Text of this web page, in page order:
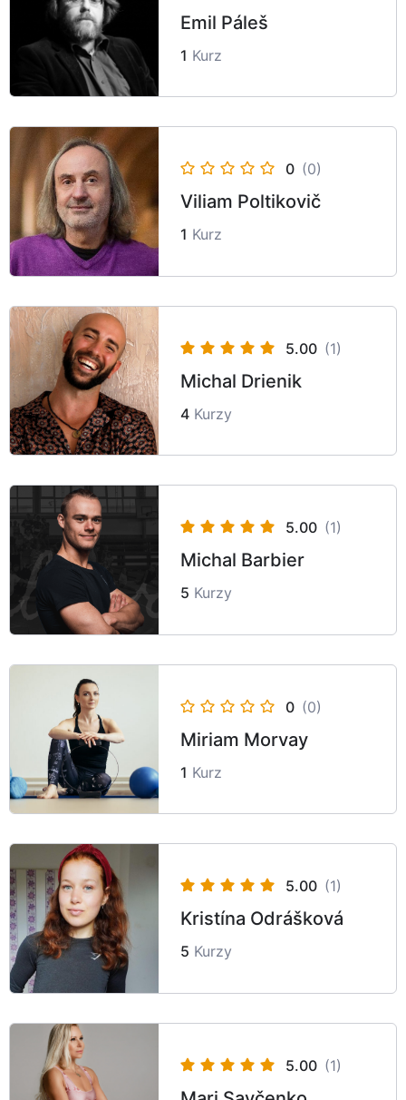
Emil Páleš
1 Kurz
0 (0)
Viliam Poltikovič
1 Kurz
5.00 (1)
Michal Drienik
4 Kurzy
5.00 (1)
Michal Barbier
5 Kurzy
0 (0)
Miriam Morvay
1 Kurz
5.00 (1)
Kristína Odrášková
5 Kurzy
5.00 (1)